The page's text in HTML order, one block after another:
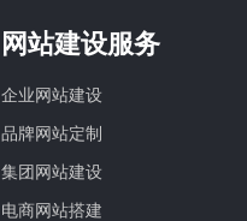
网站建设服务
企业网站建设
品牌网站定制
集团网站建设
电商网站搭建